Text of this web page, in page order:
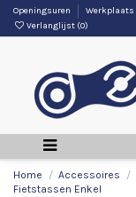
Openingsuren Werkplaats
Verlanglijst (0)
Home Accessoires
Fietstassen Enkel